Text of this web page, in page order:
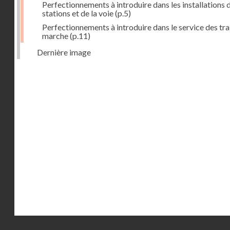
Perfectionnements à introduire dans les installations
stations et de la voie(p.5)
Perfectionnements à introduire dans le service des
marche(p.11)
Dernière image